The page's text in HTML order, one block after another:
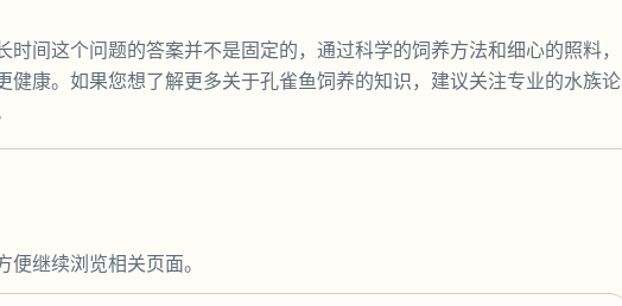
间这个问题的答案并不是固定的，通过科学的饲养方法和细心的照料，
健康。如果您想了解更多关于孔雀鱼饲养的知识，建议关注专业的水族论
继续浏览相关页面。